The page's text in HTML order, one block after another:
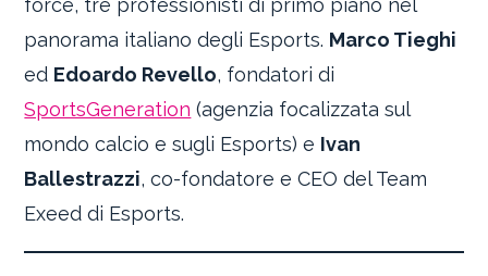
force, tre professionisti di primo piano nel
panorama italiano degli Esports. Marco Tieghi
ed Edoardo Revello, fondatori di
SportsGeneration (agenzia focalizzata sul
mondo calcio e sugli Esports) e Ivan
Ballestrazzi, co-fondatore e CEO del Team
Exeed di Esports.